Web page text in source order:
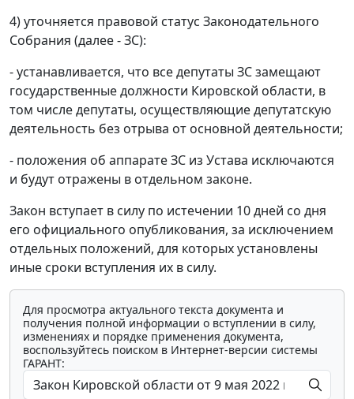
4) уточняется правовой статус Законодательного
Собрания (далее - ЗС):
- устанавливается, что все депутаты ЗC замещают
государственные должности Кировской области, в
том числе депутаты, осуществляющие депутатскую
деятельность без отрыва от основной деятельности;
- положения об аппарате ЗС из Устава исключаются
и будут отражены в отдельном законе.
Закон вступает в силу по истечении 10 дней со дня
его официального опубликования, за исключением
отдельных положений, для которых установлены
иные сроки вступления их в силу.
Для просмотра актуального текста документа и
получения полной информации о вступлении в силу,
изменениях и порядке применения документа,
воспользуйтесь поиском в Интернет-версии системы
ГАРАНТ: